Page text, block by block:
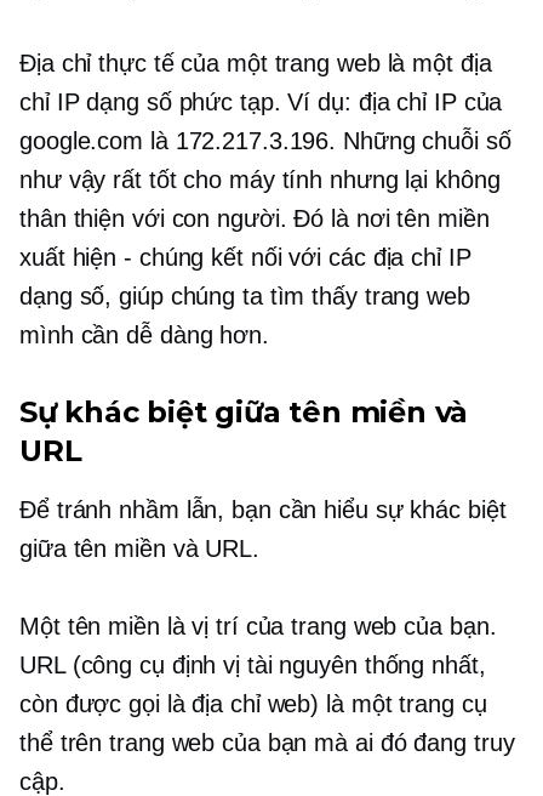
Địa chỉ thực tế của một trang web là một địa
chỉ IP dạng số phức tạp. Ví dụ: địa chỉ IP của
google.com là 172.217.3.196. Những chuỗi số
như vậy rất tốt cho máy tính nhưng lại không
thân thiện với con người. Đó là nơi tên miền
xuất hiện- chúng kết nối với các địa chỉ IP
dạng số, giúp chúng ta tìm thấy trang web
mình cần dễ dàng hơn.
Sự khác biệt giữa tên miền và
URL
Để tránh nhầm lẫn, bạn cần hiểu sự khác biệt
giữa tên miền và URL.
Một tên miền là vị trí của trang web của bạn.
URL (công cụ định vị tài nguyên thống nhất,
còn được gọi là địa chỉ web) là một trang cụ
thể trên trang web của bạn mà ai đó đang truy
cập.